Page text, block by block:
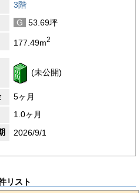
3階
G
53.69坪
177.49m2
(未公開)
5ヶ月
1.0ヶ月
2026/9/1
リスト